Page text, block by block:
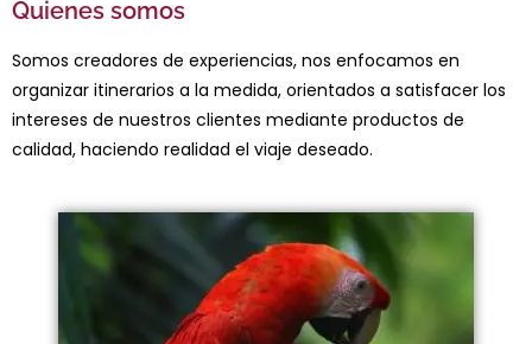
Quienes somos
Somos creadores de experiencias, nos enfocamos en
organizar itinerarios a la medida, orientados a satisfacer los
intereses de nuestros clientes mediante productos de
calidad, haciendo realidad el viaje deseado.